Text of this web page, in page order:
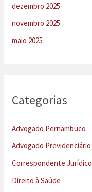
dezembro 2025
novembro 2025
maio 2025
Categorias
Advogado Pernambuco
Advogado Previdenciário
Correspondente Jurídico
Direito à Saúde